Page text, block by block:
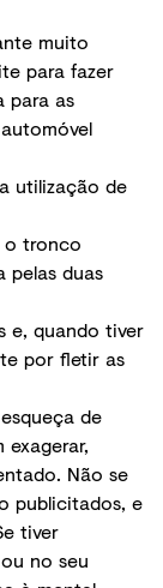
muito
para fazer
para as
utilização de
o tronco
pelas duas
e, quando tiver
por fletir as
de
Não se
publicitados, e
tiver
no seu